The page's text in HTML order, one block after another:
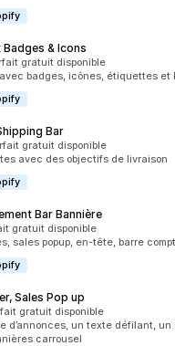
& Icons
gratuit disponible
badges, icônes, étiquettes et
Bar
gratuit disponible
avec des objectifs de livraison
Bar Bannière
gratuit disponible
sales popup, en-tête, barre
Sales Pop up
gratuit disponible
d’annonces, un texte défilant, un
carrousel